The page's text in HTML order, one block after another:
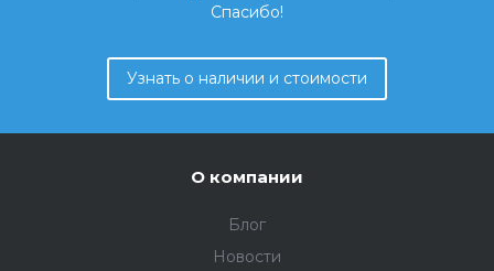
Спасибо!
Узнать о наличии и стоимости
О компании
Блог
Новости